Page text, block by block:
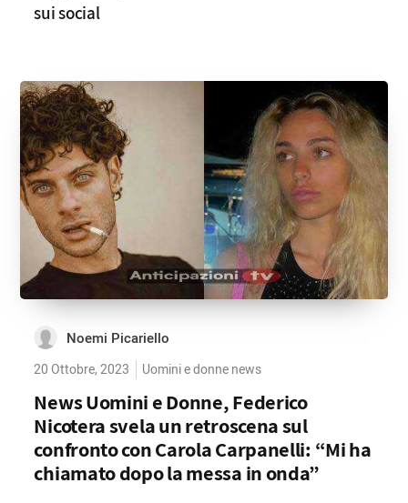
sui social
Noemi Picariello
20 Ottobre, 2023 Uomini e donne news
News Uomini e Donne, Federico
Nicotera svela un retroscena sul
confronto con Carola Carpanelli: “Mi ha
chiamato dopo la messa in onda”